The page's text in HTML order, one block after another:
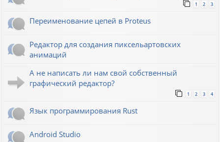
1 2 3
Переименование цепей в Proteus
Редактор для создания пиксельартовских
анимаций
А не написать ли нам свой собственный
графический редактор?
1 2 3 4
Язык программирования Rust
Android Studio